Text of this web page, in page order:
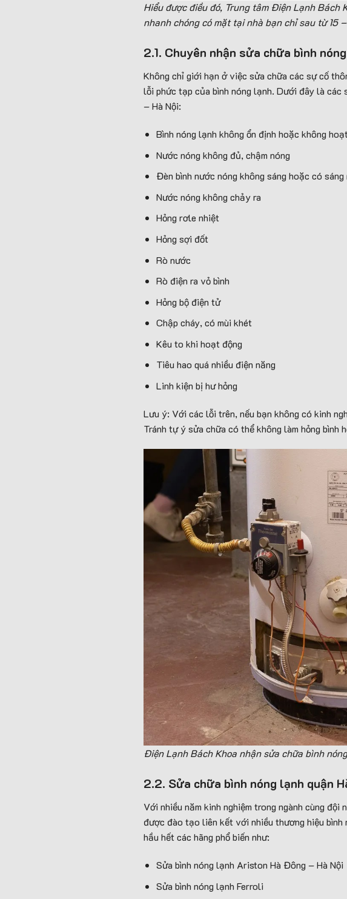
Hiểu được điều đó, Trung tâm Điện Lạnh
nhanh chóng có mặt tại nhà bạn chỉ sau từ 15
2.1. Chuyên nhận sửa chữa bình
Không chỉ giới hạn ở việc sửa chữa các sự cố
lỗi phức tạp của bình nóng lạnh. Dưới đây là các
– Hà Nội:
Bình nóng lạnh không ổn định hoặc không
Nước nóng không đủ, chậm nóng
Đèn bình nước nóng không sáng hoặc có
Nước nóng không chảy ra
Hỏng rơle nhiệt
Hỏng sợi đốt
Rò nước
Rò điện ra vỏ bình
Hỏng bộ điện tử
Chập cháy, có mùi khét
Kêu to khi hoạt động
Tiêu hao quá nhiều điện năng
Linh kiện bị hư hỏng
Lưu ý: Với các lỗi trên, nếu bạn không có kinh
Tránh tự ý sửa chữa có thể không làm hỏng bình
Điện Lạnh Bách Khoa nhận sửa chữa bình
2.2. Sửa chữa bình nóng lạnh quận
Với nhiều năm kinh nghiệm trong ngành cùng
được đào tạo liên kết với nhiều thương hiệu
hầu hết các hãng phổ biến như:
Sửa bình nóng lạnh Ariston Hà Đông – Hà Nội
Sửa bình nóng lạnh Ferroli